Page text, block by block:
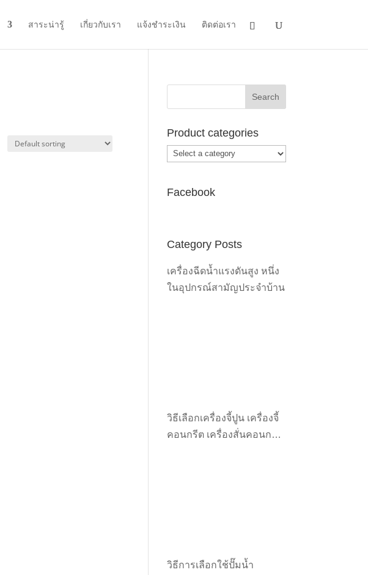
สาระน่ารู้ เกี่ยวกับเรา แจ้งชำระเงิน ติดต่อเรา
Product categories
Facebook
Category Posts
เครื่องฉีดน้ำแรงดันสูง หนึ่ง
ในอุปกรณ์สามัญประจำบ้าน
วิธีเลือกเครื่องจี้ปูน เครื่องจี้
คอนกรีต เครื่องสั่นคอนกรีต
วิธีการเลือกใช้ปั๊มน้ำ